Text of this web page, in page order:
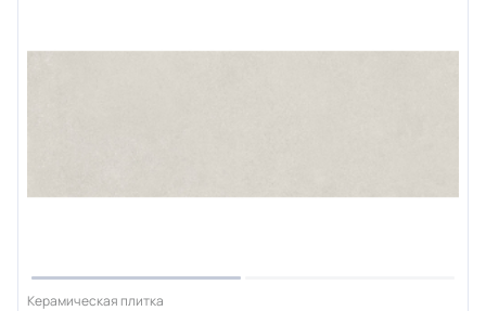
Керамическая плитка